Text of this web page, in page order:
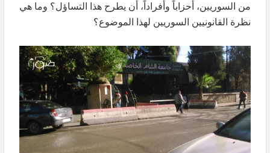
من السوريين، أحزاباً وأفراداً، أن يطرح هذا التساؤل؟ وما هي
نظرة القانونيين السوريين لهذا الموضوع؟